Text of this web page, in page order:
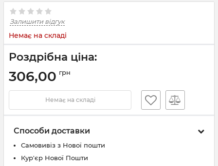
Залишити відгук
Немає на складі
Роздрібна ціна:
306,00 грн
Немає на складі
Способи доставки
Самовивіз з Нової пошти
Кур'єр Нової Пошти